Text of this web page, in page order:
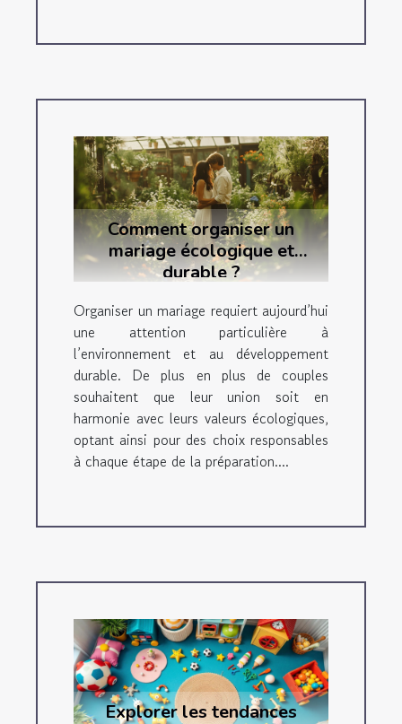
Comment organiser un
mariage écologique et
durable ?
Organiser un mariage requiert aujourd’hui
une attention particulière à
l’environnement et au développement
durable. De plus en plus de couples
souhaitent que leur union soit en
harmonie avec leurs valeurs écologiques,
optant ainsi pour des choix responsables
à chaque étape de la préparation....
Explorer les tendances